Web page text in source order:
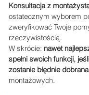
Konsultacja z
ostatecznym wyborem
zweryfikować Twoje
rzeczywistością.
W skrócie: nawet
spełni swoich funkcji,
zostanie błędnie dobrana
montażowych.